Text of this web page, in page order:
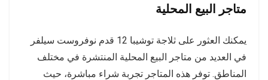
متاجر البيع المحلية
يمكنك العثور على ثلاجة توشيبا 12 قدم نوفروست سيلفر
في العديد من متاجر البيع المحلية المنتشرة في مختلف
المناطق. توفر هذه المتاجر تجربة شراء مباشرة، حيث